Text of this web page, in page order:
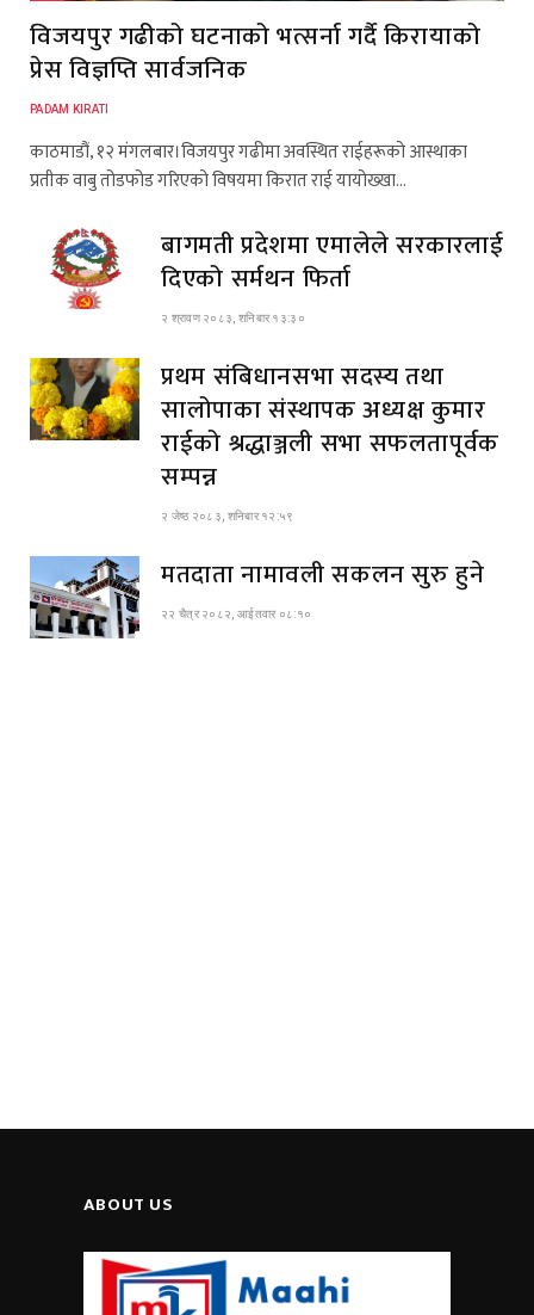
विजयपुर गढीको घटनाको भत्सर्ना गर्दै किरायाको
प्रेस विज्ञप्ति सार्वजनिक
PADAM KIRATI
काठमाडौं, १२ मंगलबार।विजयपुर गढीमा अवस्थित राईहरूको आस्थाका
प्रतीक वाबु तोडफोड गरिएको विषयमा किरात राई यायोख्खा…
बागमती प्रदेशमा एमालेले सरकारलाई
दिएको सर्मथन फिर्ता
२ श्रावण २०८३, शनिबार १३:३०
प्रथम संबिधानसभा सदस्य तथा
सालोपाका संस्थापक अध्यक्ष कुमार
राईको श्रद्धाञ्जली सभा सफलतापूर्वक
सम्पन्न
२ जेष्ठ २०८३, शनिबार १२:५९
मतदाता नामावली सकलन सुरु हुने
२२ चैत्र २०८२, आईतवार ०८:१०
ABOUT US